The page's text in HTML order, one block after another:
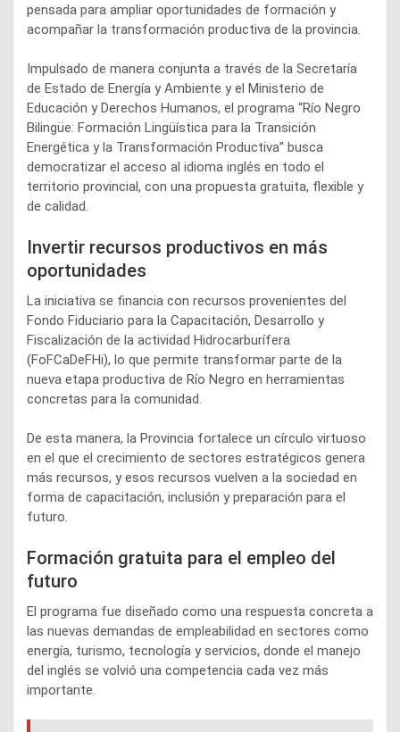
pensada para ampliar oportunidades de formación y
acompañar la transformación productiva de la provincia.
Impulsado de manera conjunta a través de la Secretaría
de Estado de Energía y Ambiente y el Ministerio de
Educación y Derechos Humanos, el programa “Río Negro
Bilingüe: Formación Lingüística para la Transición
Energética y la Transformación Productiva” busca
democratizar el acceso al idioma inglés en todo el
territorio provincial, con una propuesta gratuita, flexible y
de calidad.
Invertir recursos productivos en más
oportunidades
La iniciativa se financia con recursos provenientes del
Fondo Fiduciario para la Capacitación, Desarrollo y
Fiscalización de la actividad Hidrocarburífera
(FoFCaDeFHi), lo que permite transformar parte de la
nueva etapa productiva de Río Negro en herramientas
concretas para la comunidad.
De esta manera, la Provincia fortalece un círculo virtuoso
en el que el crecimiento de sectores estratégicos genera
más recursos, y esos recursos vuelven a la sociedad en
forma de capacitación, inclusión y preparación para el
futuro.
Formación gratuita para el empleo del
futuro
El programa fue diseñado como una respuesta concreta a
las nuevas demandas de empleabilidad en sectores como
energía, turismo, tecnología y servicios, donde el manejo
del inglés se volvió una competencia cada vez más
importante.